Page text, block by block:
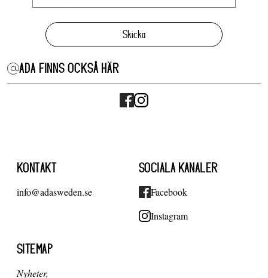
Skicka
ADA FINNS OCKSÅ HÄR
KONTAKT
info@adasweden.se
SOCIALA KANALER
Facebook
Instagram
SITEMAP
Nyheter